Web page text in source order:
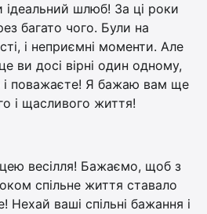
ідеальний шлюб! За ці роки
багато чого. Були на
і неприємні моменти. Але
ви досі вірні один одному,
і поважаєте! Я бажаю вам ще
і щасливого життя!
весілля! Бажаємо, щоб з
спільне життя ставало
Нехай ваші спільні бажання і